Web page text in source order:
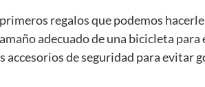
regalos que podemos
adecuado de una bicicleta para
accesorios de seguridad para evitar